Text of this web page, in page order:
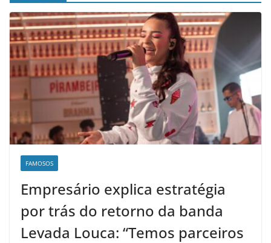
FAMOSOS
Empresário explica estratégia
por trás do retorno da banda
Levada Louca: “Temos parceiros